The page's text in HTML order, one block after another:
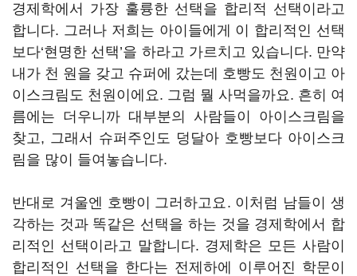
경제학에서 가장 훌륭한 선택을 합리적 선택이라고
합니다. 그러나 저희는 아이들에게 이 합리적인 선택
보다‘현명한 선택’을 하라고 가르치고 있습니다. 만약
내가 천 원을 갖고 슈퍼에 갔는데 호빵도 천원이고 아
이스크림도 천원이에요. 그럼 뭘 사먹을까요. 흔히 여
름에는 더우니까 대부분의 사람들이 아이스크림을
찾고, 그래서 슈퍼주인도 덩달아 호빵보다 아이스크
림을 많이 들여놓습니다.
반대로 겨울엔 호빵이 그러하고요. 이처럼 남들이 생
각하는 것과 똑같은 선택을 하는 것을 경제학에서 합
리적인 선택이라고 말합니다. 경제학은 모든 사람이
합리적인 선택을 한다는 전제하에 이루어진 학문이